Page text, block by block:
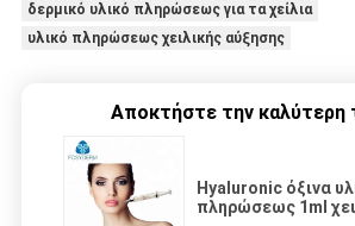
δερμικό υλικό πληρώσεως για τα χείλια
υλικό πληρώσεως χειλικής αύξησης
Αποκτήστε την καλύτερη
Hyaluronic όξινα
πληρώσεως 1ml